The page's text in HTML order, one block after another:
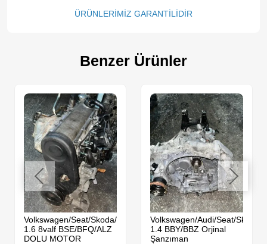
ÜRÜNLERİMİZ GARANTİLİDİR
Benzer Ürünler
Volkswagen/Seat/Skoda/Audi
1.6 8valf BSE/BFQ/ALZ
DOLU MOTOR
Volkswagen/Audi/Seat/Skoda
1.4 BBY/BBZ Orjinal
Şanzıman